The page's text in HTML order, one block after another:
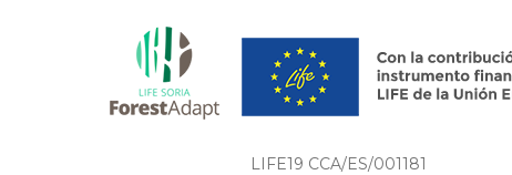
LIFE19 CCA/ES/001181